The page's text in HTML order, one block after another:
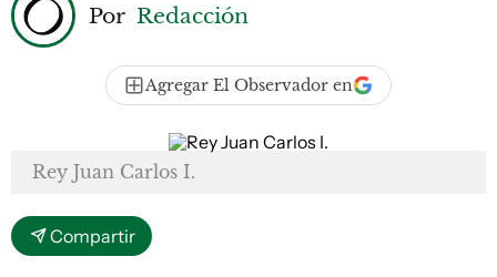
Por Redacción
Agregar El Observador en
Rey Juan Carlos I.
Compartir